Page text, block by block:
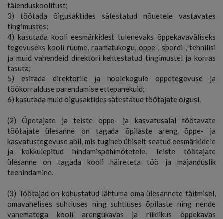
täienduskoolitust;
3) töötada õigusaktides sätestatud nõuetele vastavates
tingimustes;
4) kasutada kooli eesmärkidest tulenevaks õppekavaväliseks
tegevuseks kooli ruume, raamatukogu, õppe-, spordi-, tehnilisi
ja muid vahendeid direktori kehtestatud tingimustel ja korras
tasuta;
5) esitada direktorile ja hoolekogule õppetegevuse ja
töökorralduse parendamise ettepanekuid;
6) kasutada muid õigusaktides sätestatud töötajate õigusi.
(2) Õpetajate ja teiste õppe- ja kasvatusalal töötavate
töötajate ülesanne on tagada õpilaste areng õppe- ja
kasvatustegevuse abil, mis tugineb ühiselt seatud eesmärkidele
ja kokkulepitud hindamispõhimõtetele. Teiste töötajate
ülesanne on tagada kooli häireteta töö ja majanduslik
teenindamine.
(3) Töötajad on kohustatud lähtuma oma ülesannete täitmisel,
omavahelises suhtluses ning suhtluses õpilaste ning nende
vanematega kooli arengukavas ja riiklikus õppekavas